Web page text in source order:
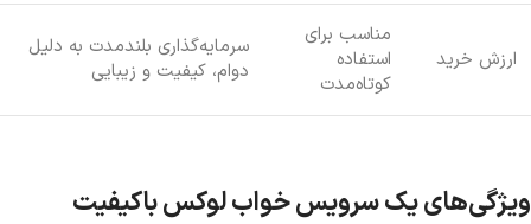
ارزش خرید
مناسب برای
استفاده
کوتاه‌مدت
سرمایه‌گذاری بلندمدت به دلیل
دوام، کیفیت و زیبایی
ویژگی‌های یک سرویس خواب لوکس باکیفیت